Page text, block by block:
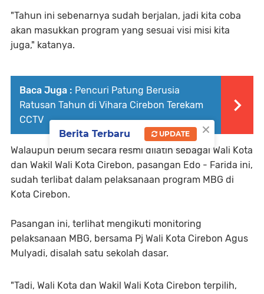
"Tahun ini sebenarnya sudah berjalan, jadi kita coba
akan masukkan program yang sesuai visi misi kita
juga," katanya.
Baca Juga : Pencuri Patung Berusia
Ratusan Tahun di Vihara Cirebon Terekam
CCTV
Walaupun belum secara resmi dilatin sebagai Wali Kota
dan Wakil Wali Kota Cirebon, pasangan Edo - Farida ini,
sudah terlibat dalam pelaksanaan program MBG di
Kota Cirebon.
Pasangan ini, terlihat mengikuti monitoring
pelaksanaan MBG, bersama Pj Wali Kota Cirebon Agus
Mulyadi, disalah satu sekolah dasar.
"Tadi, Wali Kota dan Wakil Wali Kota Cirebon terpilih,
×
Berita Terbaru UPDATE